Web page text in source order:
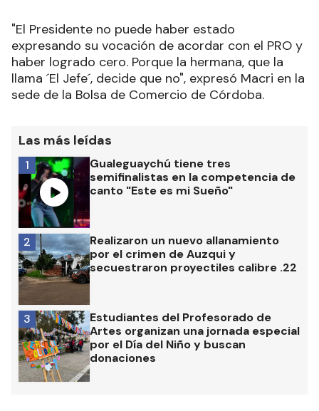
"El Presidente no puede haber estado
expresando su vocación de acordar con el PRO y
haber logrado cero. Porque la hermana, que la
llama ´El Jefe´, decide que no", expresó Macri en la
sede de la Bolsa de Comercio de Córdoba.
Las más leídas
Gualeguaychú tiene tres
semifinalistas en la competencia de
canto "Este es mi Sueño"
1
Realizaron un nuevo allanamiento
por el crimen de Auzqui y
secuestraron proyectiles calibre .22
2
Estudiantes del Profesorado de
Artes organizan una jornada especial
por el Día del Niño y buscan
donaciones
3